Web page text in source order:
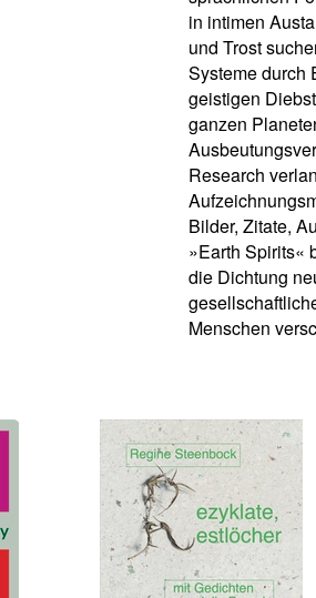
in intimen
und Trost
Systeme durch
geistigen
ganzen
Research
Bilder, Zitate,
»Earth Spirits«
die Dichtung
Menschen